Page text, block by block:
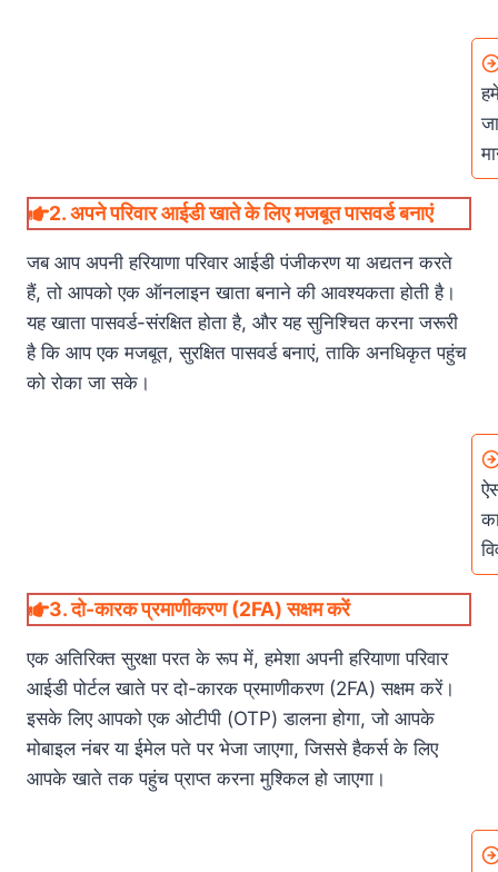
2.अपने परिवार आईडी खाते के लिए मजबूत पासवर्ड बनाएं
जब आप अपनी हरियाणा परिवार आईडी पंजीकरण या अद्यतन करते
हैं, तो आपको एक ऑनलाइन खाता बनाने की आवश्यकता होती है।
यह खाता पासवर्ड-संरक्षित होता है, और यह सुनिश्चित करना जरूरी
है कि आप एक मजबूत, सुरक्षित पासवर्ड बनाएं, ताकि अनधिकृत पहुंच
को रोका जा सके।
3.दो-कारक प्रमाणीकरण (2FA) सक्षम करें
एक अतिरिक्त सुरक्षा परत के रूप में, हमेशा अपनी हरियाणा परिवार
आईडी पोर्टल खाते पर दो-कारक प्रमाणीकरण (2FA) सक्षम करें।
इसके लिए आपको एक ओटीपी (OTP) डालना होगा, जो आपके
मोबाइल नंबर या ईमेल पते पर भेजा जाएगा, जिससे हैकर्स के लिए
आपके खाते तक पहुंच प्राप्त करना मुश्किल हो जाएगा।